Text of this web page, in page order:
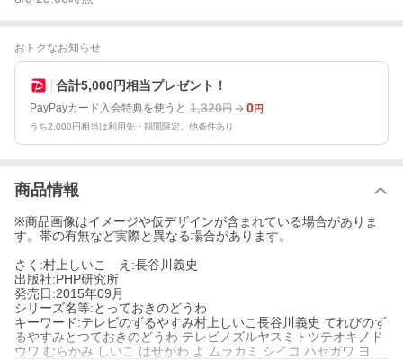
おトクなお知らせ
合計5,000円相当プレゼント！
PayPayカード入会特典を使うと 1,320円 0円
うち2,000円相当は利用先・期間限定。他条件あり
商品情報
※商品画像はイメージや仮デザインが含まれている場合がありま
す。帯の有無など実際と異なる場合があります。
さく:村上しいこ え:長谷川義史
出版社:PHP研究所
発売日:2015年09月
シリーズ名等:とっておきのどうわ
キーワード:テレビのずるやすみ村上しいこ長谷川義史 てれびのず
るやすみとつておきのどうわ テレビノズルヤスミトツテオキノド
ウワ むらかみ しいこ はせがわ よ ムラカミ シイコ ハセガワ ヨ